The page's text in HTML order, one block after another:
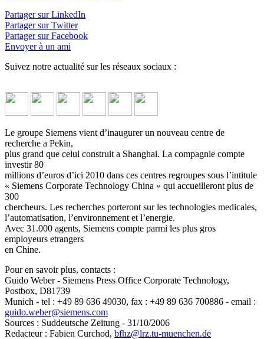
Partager sur LinkedIn
Partager sur Twitter
Partager sur Facebook
Envoyer à un ami
Suivez notre actualité sur les réseaux sociaux :
Le groupe Siemens vient d’inaugurer un nouveau centre de
recherche a Pekin,
plus grand que celui construit a Shanghai. La compagnie compte
investir 80
millions d’euros d’ici 2010 dans ces centres regroupes sous l’intitule
« Siemens Corporate Technology China » qui accueilleront plus de
300
chercheurs. Les recherches porteront sur les technologies medicales,
l’automatisation, l’environnement et l’energie.
Avec 31.000 agents, Siemens compte parmi les plus gros
employeurs etrangers
en Chine.
Pour en savoir plus, contacts :
Guido Weber - Siemens Press Office Corporate Technology,
Postbox, D81739
Munich - tel : +49 89 636 49030, fax : +49 89 636 700886 - email :
guido.weber@siemens.com
Sources : Suddeutsche Zeitung - 31/10/2006
Redacteur : Fabien Curchod, bfhz@lrz.tu-muenchen.de